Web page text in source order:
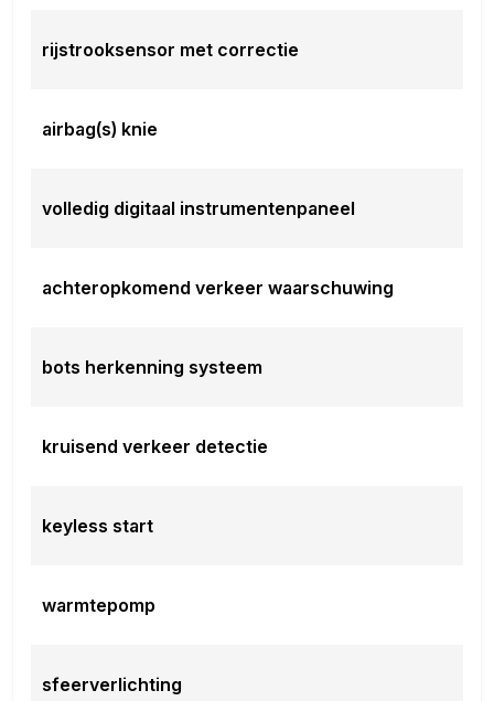
rijstrooksensor met correctie
airbag(s) knie
volledig digitaal instrumentenpaneel
achteropkomend verkeer waarschuwing
bots herkenning systeem
kruisend verkeer detectie
keyless start
warmtepomp
sfeerverlichting